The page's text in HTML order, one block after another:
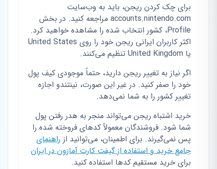
برای چک کردن ریجن، باید به وب‌سایت
accounts.nintendo.com مراجعه کنید. در بخش
Profile، کشور انتخاب شده را مشاهده خواهید کرد.
اکثر کاربران ایرانی ریجن خود را روی United States
یا United Kingdom تنظیم می‌کنند.
اگر نیاز به تغییر ریجن دارید، حتماً موجودی کیف پول
خود را صفر کنید. در غیر این صورت، نینتندو اجازه
تغییر کشور را به شما نمی‌دهد.
خرید اشتباه ریجن می‌تواند منجر به هدر رفتن پول
شما شود. فروشندگان معمولاً کدهای فروخته شده را
پس نمی‌گیرند. برای اطمینان، می‌توانید از راهنمای
جامع خرید و استفاده از گیفت کارت آمازون در ایران
برای خرید مستقیم کدها استفاده کنید.